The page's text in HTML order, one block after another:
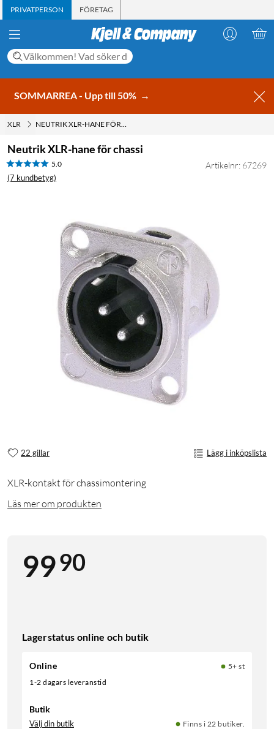
PRIVATPERSON FÖRETAG
SOMMARREA - Upp till 50% →
XLR NEUTRIK XLR-HANE FÖR CHASSI
Neutrik XLR-hane för chassi
5.0
(7 kundbetyg)
Artikelnr: 67269
22 gillar Lägg i inköpslista
XLR-kontakt för chassimontering
Läs mer om produkten
9990
Lagerstatus online och butik
Online
5+ st
1-2 dagars leveranstid
Butik
Välj din butik Finns i 22 butiker.